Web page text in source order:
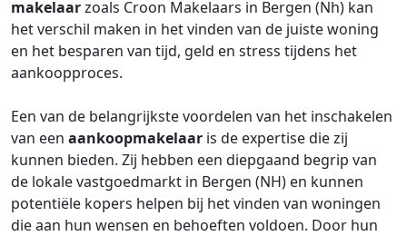
makelaarzoals Croon Makelaars in Bergen (Nh) kan
het verschil maken in het vinden van de juiste woning
en het besparen van tijd, geld en stress tijdens het
aankoopproces.
Een van de belangrijkste voordelen van het inschakelen
van een aankoopmakelaar is de expertise die zij
kunnen bieden. Zij hebben een diepgaand begrip van
de lokale vastgoedmarkt in Bergen (NH) en kunnen
potentiële kopers helpen bij het vinden van woningen
die aan hun wensen en behoeften voldoen. Door hun